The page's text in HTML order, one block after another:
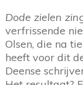
Dode zielen
verfrissende
Olsen, die na
heeft voor dit
Deense